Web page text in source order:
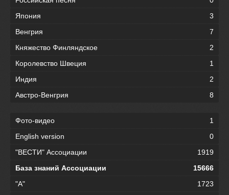
Япония
3
Венгрия
7
Княжество Финляндское
2
Королевство Швеция
1
Индия
2
Австро-Венгрия
8
Фото-видео
1
English version
0
"ВЕСТИ" Ассоциации
1919
База знаний Ассоциации
15666
"А"
1723